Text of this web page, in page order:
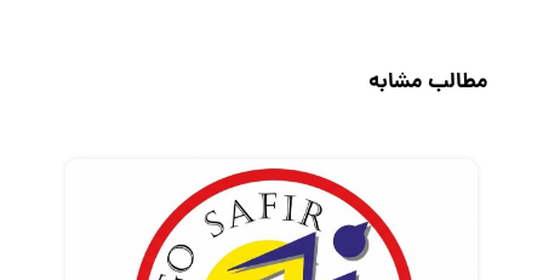
رزومه
گزارش‌های آماری
مطالب مشابه